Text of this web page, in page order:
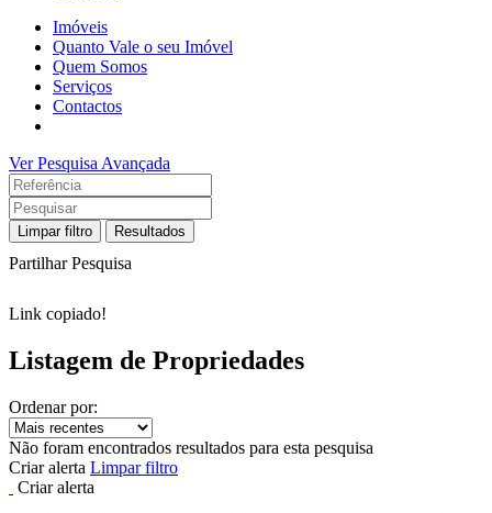
Imóveis
Quanto Vale o seu Imóvel
Quem Somos
Serviços
Contactos
Ver Pesquisa Avançada
Limpar filtro Resultados
Partilhar Pesquisa
Link copiado!
Listagem de Propriedades
Ordenar por:
Não foram encontrados resultados para esta pesquisa
Criar alerta Limpar filtro
Criar alerta